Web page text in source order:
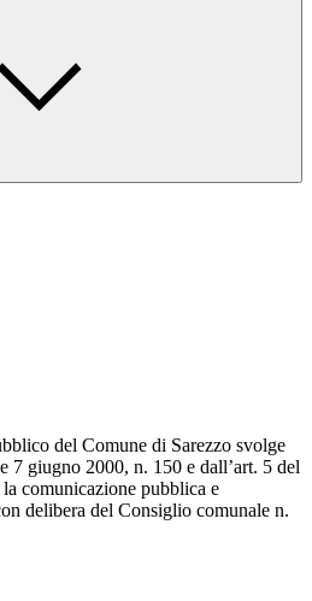
del Comune di Sarezzo svolge
7 giugno 2000, n. 150 e dall’art. 5 del
comunicazione pubblica e
delibera del Consiglio comunale n.